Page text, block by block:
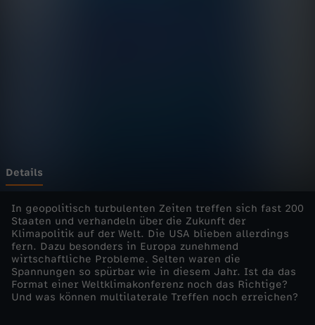
E
i
n
z
Details
In geopolitisch turbulenten Zeiten treffen sich fast 200
Staaten und verhandeln über die Zukunft der
Klimapolitik auf der Welt. Die USA blieben allerdings
fern. Dazu besonders in Europa zunehmend
wirtschaftliche Probleme. Selten waren die
Spannungen so spürbar wie in diesem Jahr. Ist da das
Format einer Weltklimakonferenz noch das Richtige?
Und was können multilaterale Treffen noch erreichen?